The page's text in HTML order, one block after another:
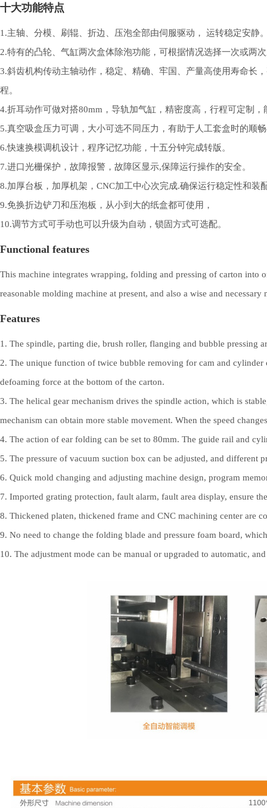
十大功能特点
1.主轴、分模、刷辊、折边、压泡全部由伺服驱动， 运转稳定安静
2.特有的凸轮、气缸两次盒体除泡功能，可根据情况选择一次或两
3.斜齿机构传动主轴动作，稳定、精确、牢国、产量高使用寿命长
程。
4.折耳动作可做对搭80mm，导轨加气缸，精密度高，行程可定制
5.真空吸盒压力可调，大小可选不同压力，有助于人工套盒时的顺
6.快速换模调机设计，程序记忆功能，十五分钟完成转版。
7.进口光栅保护，故障报警，故障区显示,保障运行操作的安全。
8.加厚台板，加厚机架，CNC加工中心次完成.确保运行稳定性和装
9.免换折边铲刀和压泡板，从小到大的纸盒都可使用，
10.调节方式可手动也可以升级为自动，锁固方式可选配。
Functional features
This machine integrates wrapping, folding and pressing of carton into
reasonable molding machine at present, and also a wise and
Features
1. The spindle, parting die, brush roller, flanging and bubble pressing
2. The unique function of twice bubble removing for cam and
defoaming force at the bottom of the carton.
3. The helical gear mechanism drives the spindle action, which is
mechanism can obtain more stable movement. When the speed
4. The action of ear folding can be set to 80mm. The guide rail and
5. The pressure of vacuum suction box can be adjusted, and different
6. Quick mold changing and adjusting machine design, program
7. Imported grating protection, fault alarm, fault area display, ensure
8. Thickened platen, thickened frame and CNC machining center are
9. No need to change the folding blade and pressure foam board,
10. The adjustment mode can be manual or upgraded to automatic,